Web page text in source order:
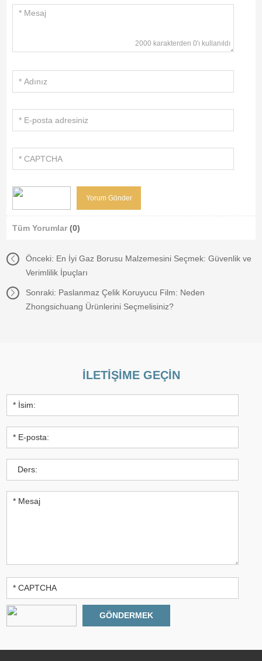
2000 karakterden 0'ı kullanıldı
Tüm Yorumlar(0)
Önceki: En İyi Gaz Borusu Malzemesini Seçmek: Güvenlik ve
Verimlilik İpuçları
Sonraki: Paslanmaz Çelik Koruyucu Film: Neden
Zhongsichuang Ürünlerini Seçmelisiniz?
İLETIŞIME GEÇIN